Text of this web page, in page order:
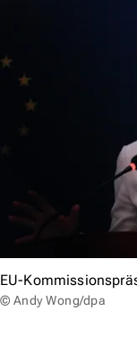
EU-
© Andy Wong/dpa